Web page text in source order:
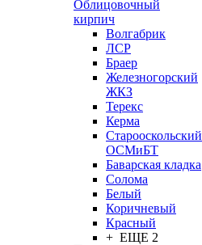
Облицовочный
кирпич
Волгабрик
ЛСР
Браер
Железногорский
ЖКЗ
Терекс
Керма
Старооскольский
ОСМиБТ
Баварская кладка
Солома
Белый
Коричневый
Красный
+ ЕЩЕ 2